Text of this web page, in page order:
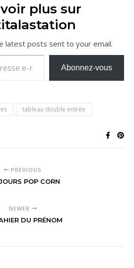
plus sur
latest posts sent to your email.
e-mail…
Abonnez-vous
tableau double entrée
PREVIOUS
POP CORN
NEWER
DU PRÉNOM